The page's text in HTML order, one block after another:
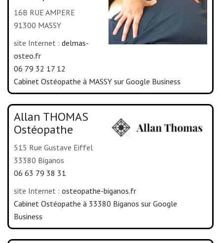
16B RUE AMPERE
91300 MASSY
site Internet : delmas-
osteo.fr
06 79 32 17 12
Cabinet Ostéopathe à MASSY sur Google Business
Allan THOMAS
Ostéopathe
515 Rue Gustave Eiffel
33380 Biganos
06 63 79 38 31
site Internet : osteopathe-biganos.fr
Cabinet Ostéopathe à 33380 Biganos sur Google
Business